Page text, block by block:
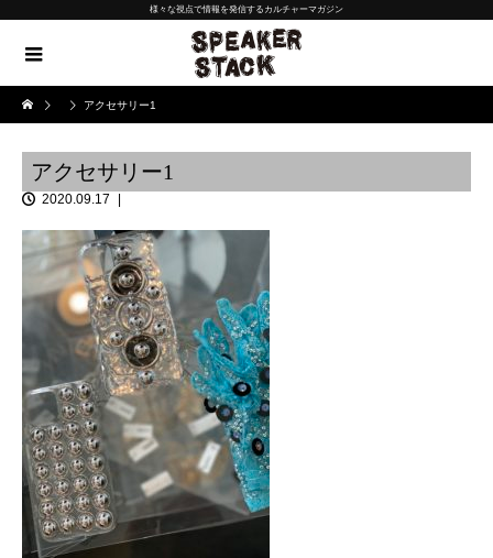
様々な視点で情報を発信するカルチャーマガジン
アクセサリー1
アクセサリー1
2020.09.17